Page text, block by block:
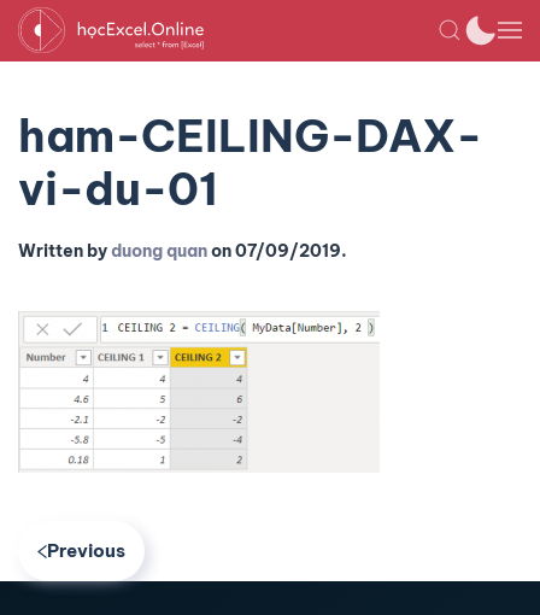
ham-CEILING-DAX-
vi-du-01
Written byduong quanon07/09/2019.
Previous